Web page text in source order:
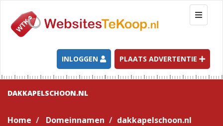
T
o
g
l
e
n
INLOGGEN PLAATS ADVERTENTIE
DAKKAPELSCHOON.NL
Home Domeinnamen dakkapelschoon.nl